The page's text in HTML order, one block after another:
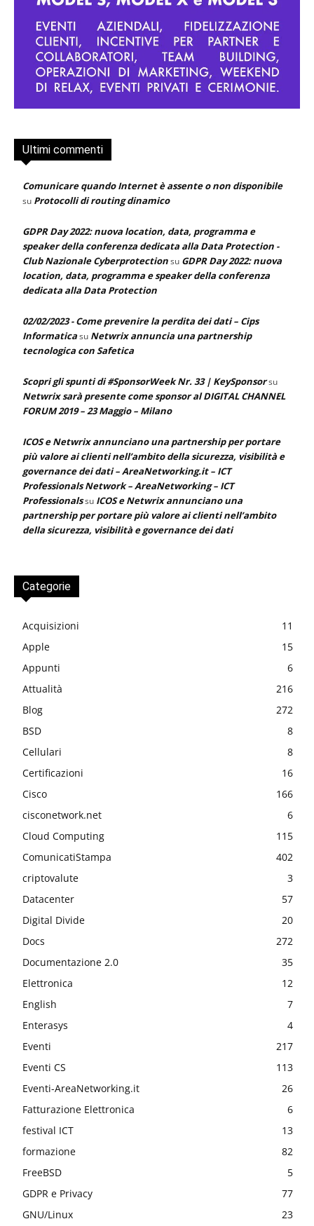
Ultimi commenti
Comunicare quando Internet è assente o non disponibile
su Protocolli di routing dinamico
GDPR Day 2022: nuova location, data, programma e
speaker della conferenza dedicata alla Data Protection -
Club Nazionale Cyberprotectionsu GDPR Day 2022: nuova
location, data, programma e speaker della conferenza
dedicata alla Data Protection
02/02/2023 - Come prevenire la perdita dei dati – Cips
Informaticasu Netwrix annuncia una partnership
tecnologica con Safetica
Scopri gli spunti di #SponsorWeek Nr. 33 | KeySponsorsu
Netwrix sarà presente come sponsor al DIGITAL CHANNEL
FORUM 2019 – 23 Maggio – Milano
ICOS e Netwrix annunciano una partnership per portare
più valore ai clienti nell’ambito della sicurezza, visibilità e
governance dei dati – AreaNetworking.it – ICT
Professionals Network – AreaNetworking – ICT
Professionalssu ICOS e Netwrix annunciano una
partnership per portare più valore ai clienti nell’ambito
della sicurezza, visibilità e governance dei dati
Categorie
Acquisizioni
11
Apple
15
Appunti
6
Attualità
216
Blog
272
BSD
8
Cellulari
8
Certificazioni
16
Cisco
166
cisconetwork.net
6
Cloud Computing
115
ComunicatiStampa
402
criptovalute
3
Datacenter
57
Digital Divide
20
Docs
272
Documentazione 2.0
35
Elettronica
12
English
7
Enterasys
4
Eventi
217
Eventi CS
113
Eventi-AreaNetworking.it
26
Fatturazione Elettronica
6
festival ICT
13
formazione
82
FreeBSD
5
GDPR e Privacy
77
GNU/Linux
23